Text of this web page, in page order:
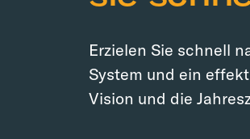
Erzielen Sie schnell
System und ein
Vision und die